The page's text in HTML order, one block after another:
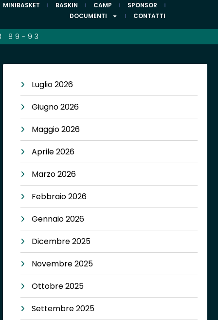
MINIBASKET BASKIN CAMP
SPONSOR
DOCUMENTI
CONTATTI
89-93
Luglio 2026
Giugno 2026
Maggio 2026
Aprile 2026
Marzo 2026
Febbraio 2026
Gennaio 2026
Dicembre 2025
Novembre 2025
Ottobre 2025
Settembre 2025